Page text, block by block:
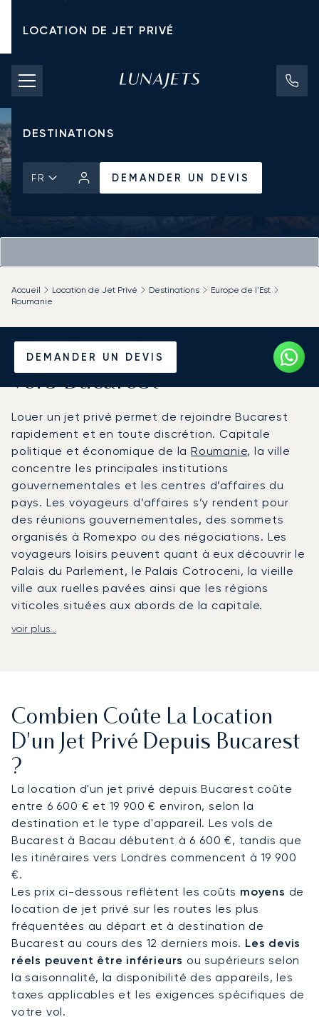
LOCATION DE JET PRIVÉ
TARIFS D'AFFRÈTEMENT
JETS PRIVÉS
DESTINATIONS
FR DEMANDER UN DEVIS
DEMANDER UN DEVIS
Accueil Location de Jet Privé Destinations
Europe de l'Est
Roumanie
Louer un Jet Privé depuis et
vers Bucarest
Louer un jet privé permet de rejoindre Bucarest
rapidement et en toute discrétion. Capitale
politique et économique de laRoumanie, la ville
concentre les principales institutions
gouvernementales et les centres d’affaires du
pays. Les voyageurs d’affaires s’y rendent pour
des réunions gouvernementales, des sommets
organisés à Romexpo ou des négociations. Les
voyageurs loisirs peuvent quant à eux découvrir le
Palais du Parlement, le Palais Cotroceni, la vieille
ville aux ruelles pavées ainsi que les régions
viticoles situées aux abords de la capitale.
LunaJets organise des vols privés depuis et vers
cinq étoiles du centre, les sièges d’entreprises ou
les domaines de la vallée de Prahova. À bord, la
cabine offre un espace privé propice au travail ou
à la détente, avec des services de restauration
adaptés à vos préférences. Certains voyageurs
prolongent leur séjour par des escapades
culturelles vers les châteaux de Transylvanie et
les régions viticoles renommées du pays.
Premier courtier européen certifié par ARGUS
International, LunaJets met plus de vingt ans
d’expertise au service d’opérations fiables et
flexibles. À Bucarest, cette expérience permet
d’optimiser les créneaux d’arrivée lors de grands
événements politiques, de forums internationaux
ou de festivals culturels, garantissant un accès
fluide même en période de forte affluence.
voir plus...
Combien Coûte La Location
D'un Jet Privé Depuis Bucarest
?
La location d'un jet privé depuis Bucarest coûte
entre 6 600 € et 19 900 € environ, selon la
destination et le type d'appareil. Les vols de
Bucarest à Bacau débutent à 6 600 €, tandis que
les itinéraires vers Londres commencent à 19 900
€.
Les prix ci-dessous reflètent les coûts moyens de
location de jet privé sur les routes les plus
fréquentées au départ et à destination de
Bucarest au cours des 12 derniers mois. Les devis
réels peuvent être inférieurs ou supérieurs selon
la saisonnalité, la disponibilité des appareils, les
taxes applicables et les exigences spécifiques de
votre vol.